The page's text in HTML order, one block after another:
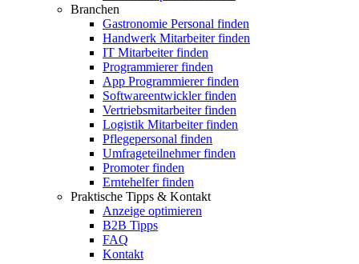
Branchen
Gastronomie Personal finden
Handwerk Mitarbeiter finden
IT Mitarbeiter finden
Programmierer finden
App Programmierer finden
Softwareentwickler finden
Vertriebsmitarbeiter finden
Logistik Mitarbeiter finden
Pflegepersonal finden
Umfrageteilnehmer finden
Promoter finden
Erntehelfer finden
Praktische Tipps & Kontakt
Anzeige optimieren
B2B Tipps
FAQ
Kontakt